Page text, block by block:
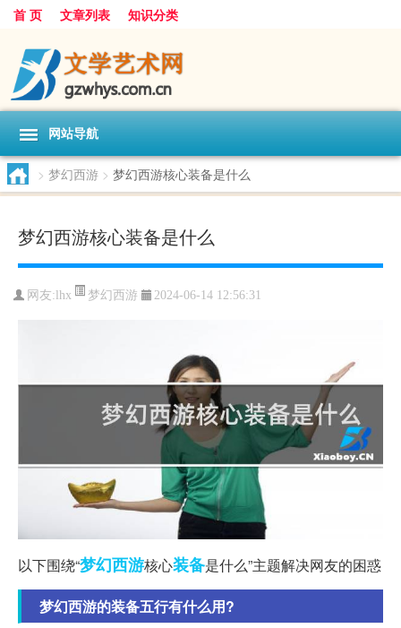
首 页 文章列表 知识分类
网站导航
> 梦幻西游 > 梦幻西游核心装备是什么
梦幻西游核心装备是什么
网友: lhx 梦幻西游 2024-06-14 12:56:31
以下围绕“梦幻西游核心装备是什么”主题解决网友的困惑
梦幻西游的装备五行有什么用?